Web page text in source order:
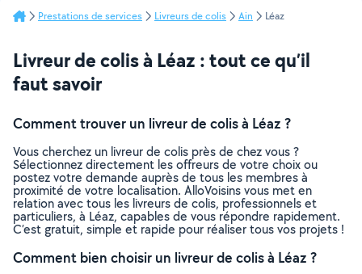
Prestations de services Livreurs de colis Ain Léaz
Livreur de colis à Léaz : tout ce qu’il
faut savoir
Comment trouver un livreur de colis à Léaz ?
Vous cherchez un livreur de colis près de chez vous ?
Sélectionnez directement les offreurs de votre choix ou
postez votre demande auprès de tous les membres à
proximité de votre localisation. AlloVoisins vous met en
relation avec tous les livreurs de colis, professionnels et
particuliers, à Léaz, capables de vous répondre rapidement.
C’est gratuit, simple et rapide pour réaliser tous vos projets !
Comment bien choisir un livreur de colis à Léaz ?